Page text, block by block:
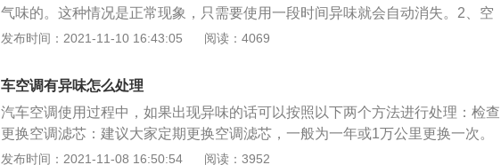
气味的。这种情况是正常现象，只需要使用一段时间异味就会自动消失。2、空
调滤芯堵塞：如果汽车在长时间使用后空调滤芯得不到及时清理，上面就会积攒
来说，汽车每1年就要对空调滤芯进行一次清理。3、空调蒸发器发霉:如果空调蒸
发器发霉了，也会导致空调出现异味。这种情况就要到修理厂或者4s店找专业人
士进行清理了。
发布时间：2021-11-10 16:43:05 阅读：4069
车空调有异味怎么处理
汽车空调使用过程中，如果出现异味的话可以按照以下两个方法进行处理：检查
更换空调滤芯：建议大家定期更换空调滤芯，一般为一年或1万公里更换一次。
检查清洗空调系统：建议在车辆保养维修每次更换空调滤芯时，或每年进行一次
发布时间：2021-11-08 16:50:54 阅读：3952